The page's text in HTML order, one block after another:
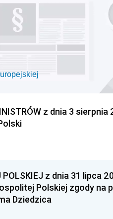
z dnia 3 sierpnia
z dnia 31 lipca
Polskiej zgody na
Dziedzica